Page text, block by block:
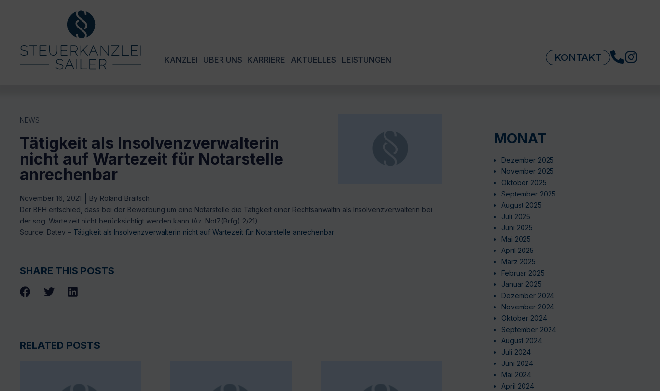
KANZLEI ÜBER UNS KARRIERE AKTUELLES LEISTUNGEN KONTAKT
NEWS
Tätigkeit als Insolvenzverwalterin
nicht auf Wartezeit für Notarstelle
anrechenbar
November 16, 2021 By Roland Braitsch
Der BFH entschied, dass bei der Bewerbung um eine Notarstelle die Tätigkeit einer Rechtsanwältin als Insolvenzverwalterin bei
der sog. Wartezeit nicht berücksichtigt werden kann (Az. NotZ(Brfg) 2/21).
Source: Datev – Tätigkeit als Insolvenzverwalterin nicht auf Wartezeit für Notarstelle anrechenbar
SHARE THIS POSTS
RELATED POSTS
MONAT
Dezember 2025
November 2025
Oktober 2025
September 2025
August 2025
Juli 2025
Juni 2025
Mai 2025
April 2025
März 2025
Februar 2025
Januar 2025
Dezember 2024
November 2024
Oktober 2024
September 2024
August 2024
Juli 2024
Juni 2024
Mai 2024
April 2024